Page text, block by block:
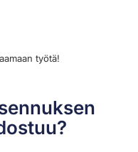
työtä!